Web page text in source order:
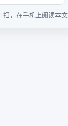
扫，在手机上阅读本文